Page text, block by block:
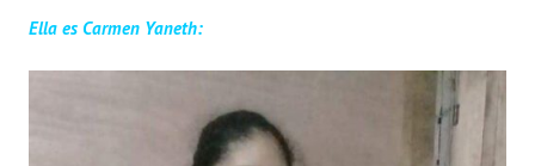
Ella es Carmen Yaneth: